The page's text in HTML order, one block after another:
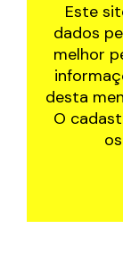
Este
dados
melhor
desta
O